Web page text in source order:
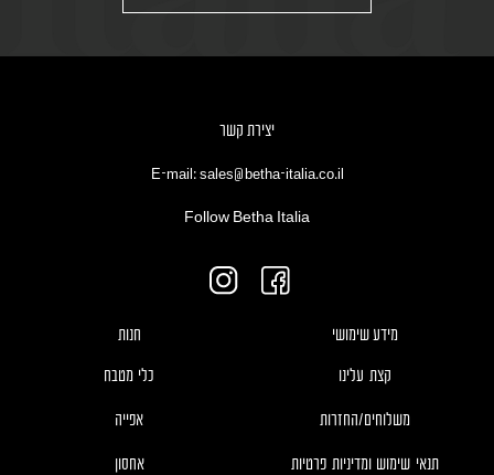
יצירת קשר
E-mail: sales@betha-italia.co.il
Follow Betha Italia
מידע שימושי
קצת עלינו
משלוחים/החזרות
תנאי שימוש ומדיניות פרטיות
חנות
כלי מטבח
אפייה
אחסון